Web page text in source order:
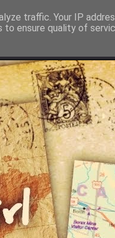
traffic. Your IP
ensure quality of